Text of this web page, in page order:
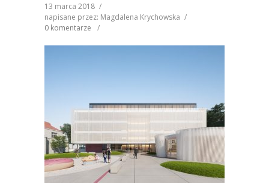
13 marca 2018 /
napisane przez: Magdalena Krychowska /
0 komentarze
/